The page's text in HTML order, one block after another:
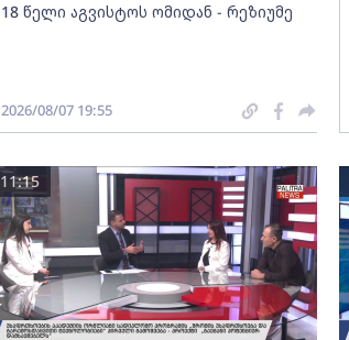
18 წელი აგვისტოს ომიდან - რეზიუმე
2026/08/07 19:55
11:15